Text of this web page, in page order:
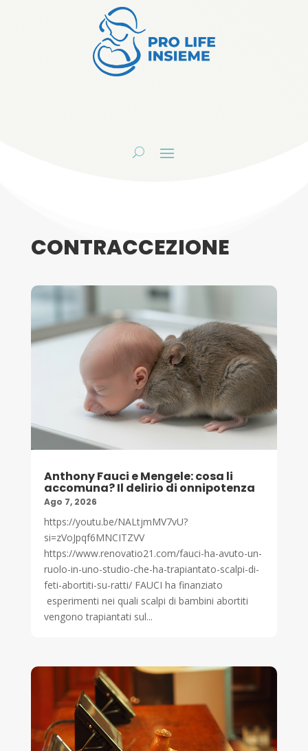
CONTRACCEZIONE
Anthony Fauci e Mengele: cosa li
accomuna? Il delirio di onnipotenza
Ago 7, 2026
https://youtu.be/NALtjmMV7vU?
si=zVoJpqf6MNCITZVV
https://www.renovatio21.com/fauci-ha-avuto-un-
ruolo-in-uno-studio-che-ha-trapiantato-scalpi-di-
feti-abortiti-su-ratti/ FAUCI ha finanziato
esperimenti nei quali scalpi di bambini abortiti
vengono trapiantati sul...